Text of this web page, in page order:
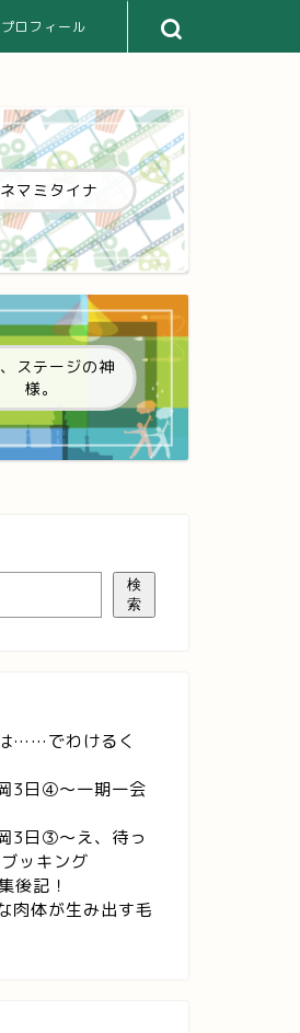
プロフィール
マミタイナ
ステージの神
様。
検
索
……でわけるく
3日④～一期一会
3日③～え、待っ
ッキング
後記！
肉体が生み出す毛